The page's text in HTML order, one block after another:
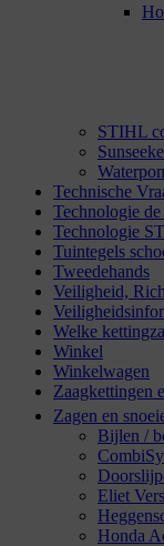
STIHL
Technische
Technologie
Technologie
Tuintegels
Tweedehands
Veiligheid,
Welke
Winkel
Winkelwagen
Zaagkettingen
Zagen en
Bijlen /
Eliet
Honda